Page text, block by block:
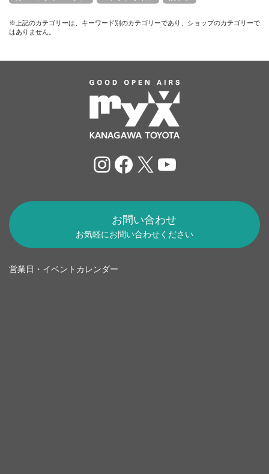
※上記のカテゴリーは、キーワード別のカテゴリーであり、ショップのカテゴリーで
はありません。
Instagram
Facebook
X YouTube
お問い合わせ
お気軽にお問い合わせください
営業日・イベントカレンダー